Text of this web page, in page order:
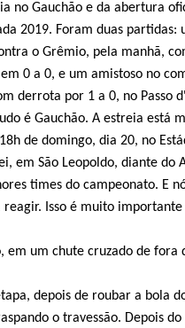
no Gauchão e da abertura
2019. Foram duas partidas:
o Grêmio, pela manhã,
0 a 0, e um amistoso no
derrota por 1 a 0, no Passo
é Gauchão. A estreia está
de domingo, dia 20, no
em São Leopoldo, diante do
times do campeonato. E
Isso é muito importante
em um chute cruzado de fora
depois de roubar a bola
o travessão. Depois do